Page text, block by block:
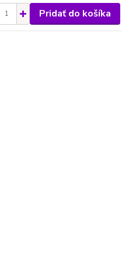
Pridať do košíka